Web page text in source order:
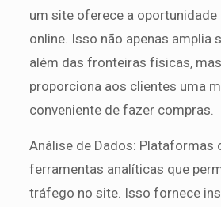
um site oferece a oportunidade
online. Isso não apenas amplia
além das fronteiras físicas,
proporciona aos clientes uma
conveniente de fazer compras.
Análise de Dados: Plataformas
ferramentas analíticas que
tráfego no site. Isso fornece